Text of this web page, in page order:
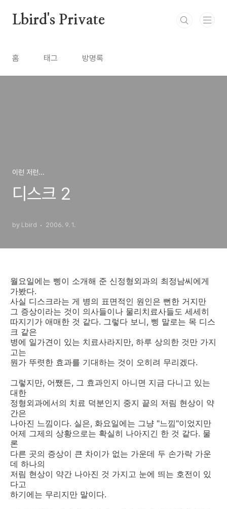
Lbird's Private
홈 태그 방명록
이런 저런...
디스크 2
by Lbird 2006. 9. 1.
월요일에는 삥이 소개해 준 신정형외과의 최정남씨에게
가봤다.
사실 디스크라는 게 병의 표면적인 원인은 뻔한 거지만
그 증상이라는 것이 의사들이나 물리치료사들도 세세히
따지기가 애매한 것 같다. 그렇다 보니, 삥 말로는 목 디스
크 같은
병에 일가견이 있는 치료사라지만, 하루 상의한 것만 가지
고는
뭔가 뚜렷한 효과를 기대하는 것이 오히려 무리겠다.
그렇지만, 어쨌든, 그 효과인지 아니면 지금 다니고 있는
대한
정형외과에서의 치료 덕분인지 중지 끝의 저림 현상이 약
간은
나아진 느낌이다. 실은, 화요일에는 그냥 "느낌"이었지만
어제 그제의 상황으로는 확실히 나아지긴 한 것 같다. 물
론
다른 곳의 증상이 큰 차이가 없는 가운데 두 손가락 가운
데 하나의
저림 현상이 약간 나아진 것 가지고 눈에 띄는 호전이 있
다고
하기에는 무리지만 말이다.